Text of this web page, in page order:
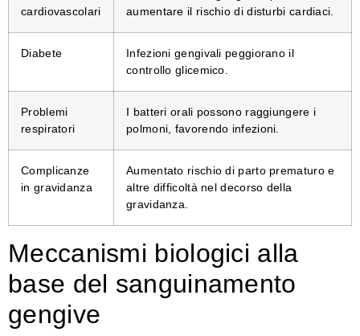
cardiovascolari
aumentare il rischio di disturbi cardiaci.
Diabete
Infezioni gengivali peggiorano il
controllo glicemico.
Problemi
respiratori
I batteri orali possono raggiungere i
polmoni, favorendo infezioni.
Complicanze
in gravidanza
Aumentato rischio di parto prematuro e
altre difficoltà nel decorso della
gravidanza.
Meccanismi biologici alla
base del sanguinamento
gengive